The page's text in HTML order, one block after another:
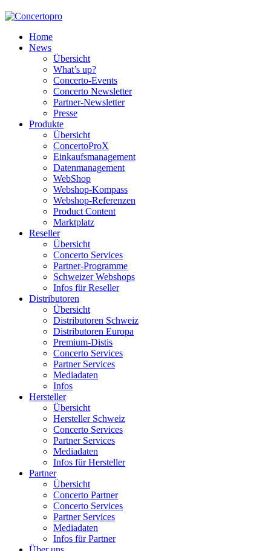
Home
News
Übersicht
What’s up?
Concerto-Events
Concerto Newsletter
Partner-Newsletter
Presse
Produkte
Übersicht
ConcertoProX
Einkaufsmanagement
Datenmanagement
WebShop
Webshop-Kompass
Webshop-Referenzen
Product Content
Marktplatz
Reseller
Übersicht
Concerto Services
Partner-Programme
Schweizer Webshops
Infos für Reseller
Distributoren
Übersicht
Distributoren Schweiz
Distributoren Europa
Premium-Distis
Concerto Services
Partner Services
Mediadaten
Infos
Hersteller
Übersicht
Hersteller Schweiz
Concerto Services
Partner Services
Mediadaten
Infos für Hersteller
Partner
Übersicht
Concerto Partner
Concerto Services
Partner Services
Mediadaten
Infos für Partner